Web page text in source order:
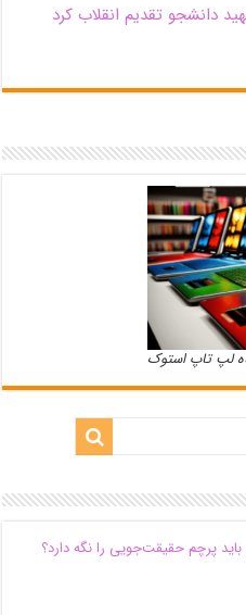
لپ تاپ استوک
پرچم حقیقت‌جویی را نگه دارد؟